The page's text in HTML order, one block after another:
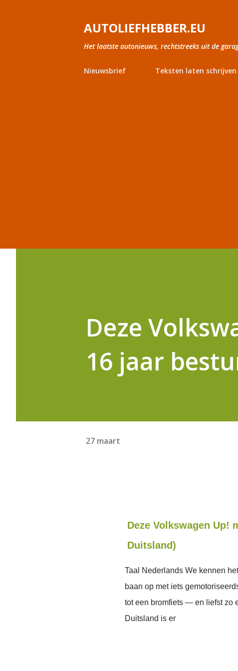
AUTOLIEFHEBBER.EU
Het laatste autonieuws, rechtstreeks uit de
Nieuwsbrief Teksten laten schrijven
Deze
16 jaar
27 maart
Deze Volkswagen Up!
Duitsland)
Taal Nederlands We kennen
baan op met iets
tot een bromfiets — en liefst zo
Duitsland is er